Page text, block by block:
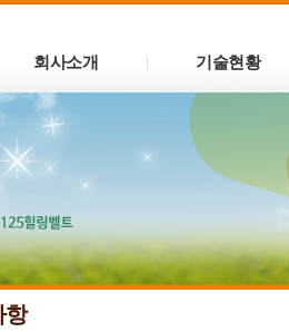
회사소개 기술현황
항